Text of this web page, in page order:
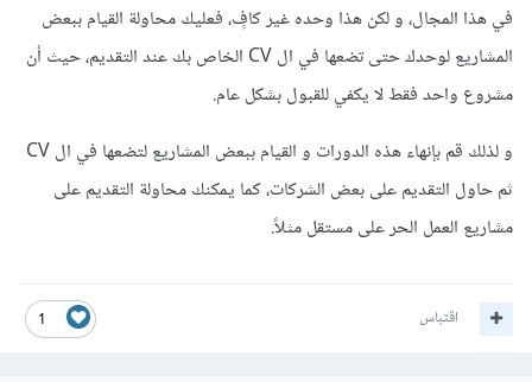
في هذا المجال، و لكن هذا وحده غير كافٍ، فعليك محاولة القيام ببعض
المشاريع لوحدك حتى تضعها في ال CV الخاص بك عند التقديم، حيث أن
مشروع واحد فقط لا يكفي للقبول بشكل عام.
و لذلك قم بإنهاء هذه الدورات و القيام ببعض المشاريع لتضعها في ال CV
ثم حاول التقديم على بعض الشركات، كما يمكنك محاولة التقديم على
مشاريع العمل الحر على مستقل مثلاً.
1 اقتباس